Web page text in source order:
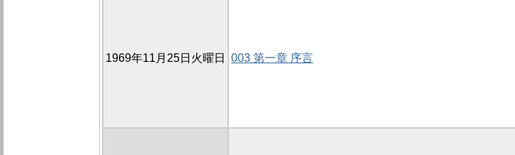
1969年11月25日火曜日 003 第一章 序言